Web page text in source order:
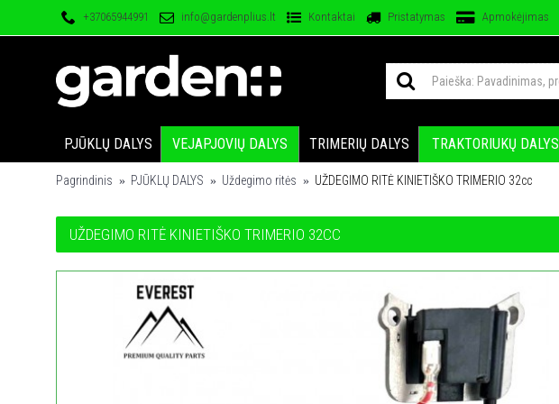
+37065944991 info@gardenplius.lt Kontaktai Pristatymas Apmokėjimas
PJŪKLŲ DALYS VEJAPJOVIŲ DALYS TRIMERIŲ DALYS TRAKTORIUKŲ DALYS
Pagrindinis PJŪKLŲ DALYS Uždegimo ritės UŽDEGIMO RITĖ KINIETIŠKO TRIMERIO 32cc
UŽDEGIMO RITĖ KINIETIŠKO TRIMERIO 32CC